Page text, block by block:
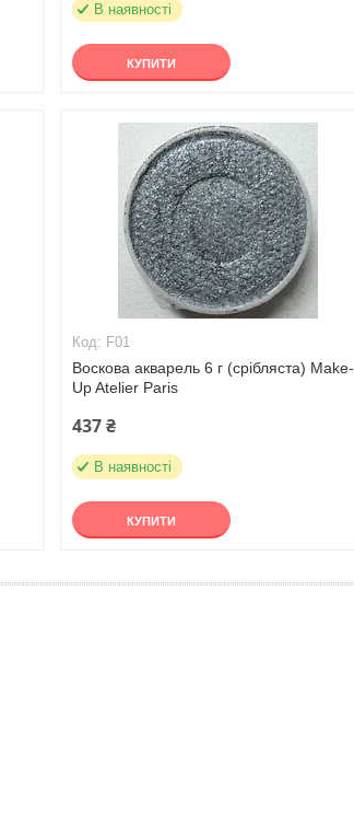
В наявності
КУПИТИ
F01
Воскова акварель 6 г (срібляста) Make-
Up Atelier Paris
437 ₴
В наявності
КУПИТИ